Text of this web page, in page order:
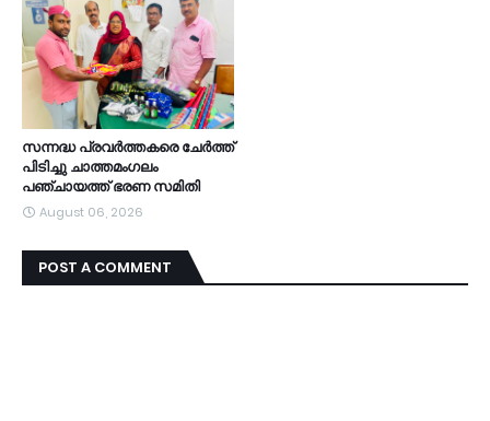
സന്നദ്ധ പ്രവർത്തകരെ ചേർത്ത്
പിടിച്ചു ചാത്തമംഗലം
പഞ്ചായത്ത്‌ ഭരണ സമിതി
August 06, 2026
POST A COMMENT